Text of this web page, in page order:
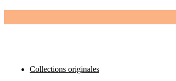
Collections originales